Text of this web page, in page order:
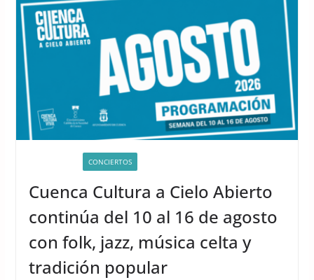
CONCIERTOS
Cuenca Cultura a Cielo Abierto
continúa del 10 al 16 de agosto
con folk, jazz, música celta y
tradición popular